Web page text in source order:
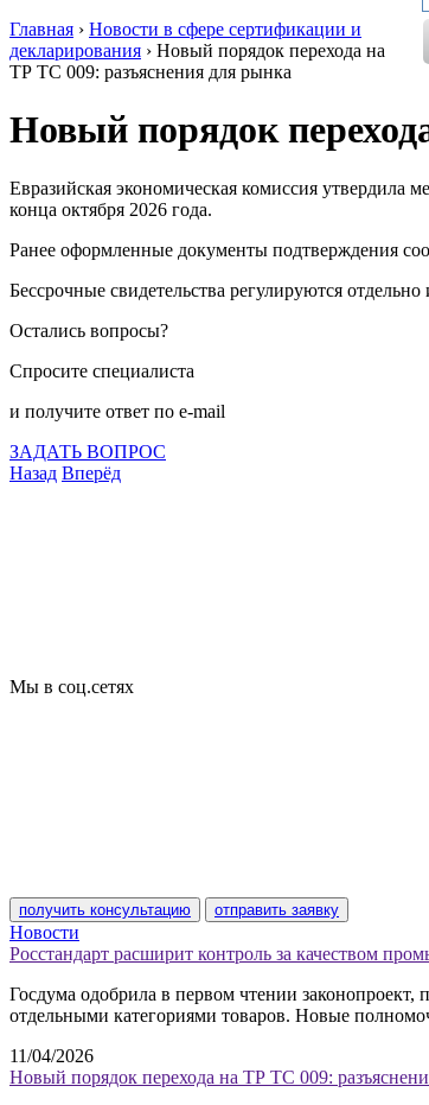
Главная › Новости в сфере сертификации и
декларирования › Новый порядок перехода на
ТР ТС 009: разъяснения для рынка
Новый порядок
Евразийская экономическая комиссия утвердила
конца октября 2026 года.
Ранее оформленные документы подтверждения
Бессрочные свидетельства регулируются
Остались вопросы?
Спросите специалиста
и получите ответ по e-mail
ЗАДАТЬ ВОПРОС
Назад Вперёд
Мы в соц.сетях
получить консультацию отправить заявку
Новости
Росстандарт расширит контроль за качеством
Госдума одобрила в первом чтении
отдельными категориями товаров. Новые
11/04/2026
Новый порядок перехода на ТР ТС 009: